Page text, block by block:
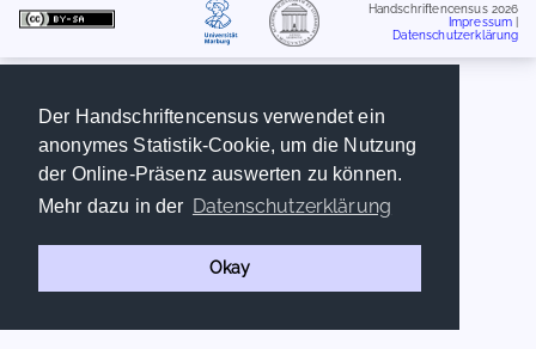
Der Handschriftencensus verwendet ein
anonymes Statistik-Cookie, um die Nutzung
der Online-Präsenz auswerten zu können.
Mehr dazu in der Datenschutzerklärung
Okay
Handschriftencensus 2026
Impressum
Datenschutzerklärung